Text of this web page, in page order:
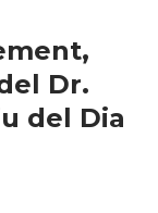
Dr.
del Dia